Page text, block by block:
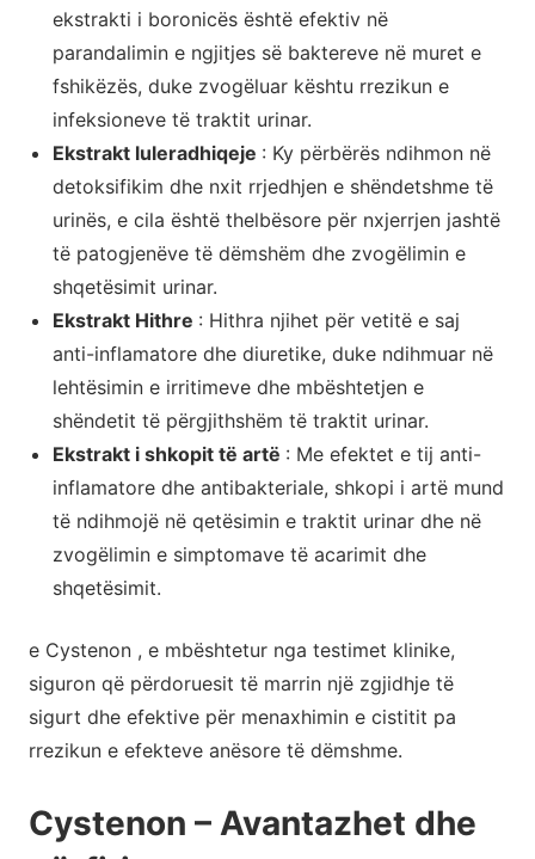
ekstrakti i boronicës është efektiv në
parandalimin e ngjitjes së baktereve në muret e
fshikëzës, duke zvogëluar kështu rrezikun e
infeksioneve të traktit urinar.
Ekstrakt luleradhiqeje : Ky përbërës ndihmon në
detoksifikim dhe nxit rrjedhjen e shëndetshme të
urinës, e cila është thelbësore për nxjerrjen jashtë
të patogjenëve të dëmshëm dhe zvogëlimin e
shqetësimit urinar.
Ekstrakt Hithre : Hithra njihet për vetitë e saj
anti-inflamatore dhe diuretike, duke ndihmuar në
lehtësimin e irritimeve dhe mbështetjen e
shëndetit të përgjithshëm të traktit urinar.
Ekstrakt i shkopit të artë : Me efektet e tij anti-
inflamatore dhe antibakteriale, shkopi i artë mund
të ndihmojë në qetësimin e traktit urinar dhe në
zvogëlimin e simptomave të acarimit dhe
shqetësimit.
e Cystenon , e mbështetur nga testimet klinike,
siguron që përdoruesit të marrin një zgjidhje të
sigurt dhe efektive për menaxhimin e cistitit pa
rrezikun e efekteve anësore të dëmshme.
Cystenon – Avantazhet dhe